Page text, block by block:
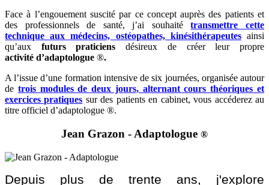
Face à l’engouement suscité par ce concept auprès des patients et
des professionnels de santé, j’ai souhaitétransmettre cette
technique aux médecins, ostéopathes, kinésithérapeutes ainsi
qu’aux futurs praticiens désireux de créer leur propre
activité d’adaptologue ®.
A l’issue d’une formation intensive de six journées, organisée autour
de trois modules de deux jours, alternant cours théoriques et
exercices pratiques sur des patients en cabinet, vous accéderez au
titre officiel d’adaptologue ®.
Jean Grazon - Adaptologue ®
Depuis plus de trente ans, j'explore